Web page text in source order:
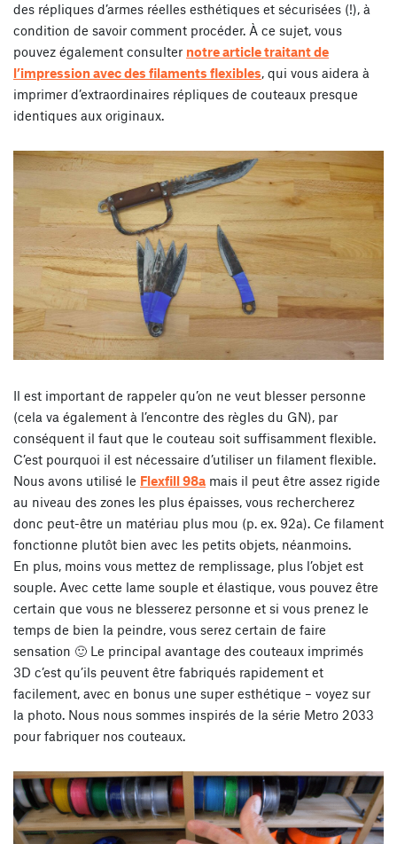
des répliques d’armes réelles esthétiques et sécurisées (!), à
condition de savoir comment procéder. À ce sujet, vous
pouvez également consulter notre article traitant de
l’impression avec des filaments flexibles, qui vous aidera à
imprimer d’extraordinaires répliques de couteaux presque
identiques aux originaux.
Il est important de rappeler qu’on ne veut blesser personne
(cela va également à l’encontre des règles du GN), par
conséquent il faut que le couteau soit suffisamment flexible.
C’est pourquoi il est nécessaire d’utiliser un filament flexible.
Nous avons utilisé le Flexfill 98a mais il peut être assez rigide
au niveau des zones les plus épaisses, vous rechercherez
donc peut-être un matériau plus mou (p. ex. 92a). Ce filament
fonctionne plutôt bien avec les petits objets, néanmoins.
En plus, moins vous mettez de remplissage, plus l’objet est
souple. Avec cette lame souple et élastique, vous pouvez être
certain que vous ne blesserez personne et si vous prenez le
temps de bien la peindre, vous serez certain de faire
sensation 🙂 Le principal avantage des couteaux imprimés
3D c’est qu’ils peuvent être fabriqués rapidement et
facilement, avec en bonus une super esthétique – voyez sur
la photo. Nous nous sommes inspirés de la série Metro 2033
pour fabriquer nos couteaux.